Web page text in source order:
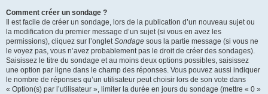
Comment créer un sondage ?
Il est facile de créer un sondage, lors de la publication d’un nouveau sujet ou
la modification du premier message d’un sujet (si vous en avez les
permissions), cliquez sur l’ongletSondage sous la partie message (si vous ne
le voyez pas, vous n’avez probablement pas le droit de créer des sondages).
Saisissez le titre du sondage et au moins deux options possibles, saisissez
une option par ligne dans le champ des réponses. Vous pouvez aussi indiquer
le nombre de réponses qu’un utilisateur peut choisir lors de son vote dans
« Option(s) par l’utilisateur », limiter la durée en jours du sondage (mettre « 0 »